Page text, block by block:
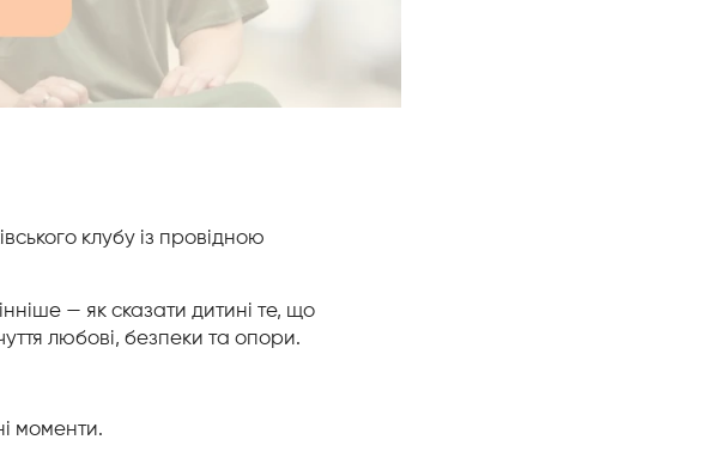
клубу із провідною
— як сказати дитині те, що
любові, безпеки та опори.
моменти.